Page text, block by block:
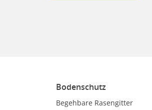
Bodenschutz
Begehbare Rasengitter